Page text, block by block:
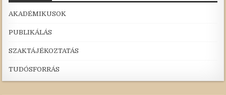
AKADÉMIKUSOK
PUBLIKÁLÁS
SZAKTÁJÉKOZTATÁS
TUDÓSFORRÁS